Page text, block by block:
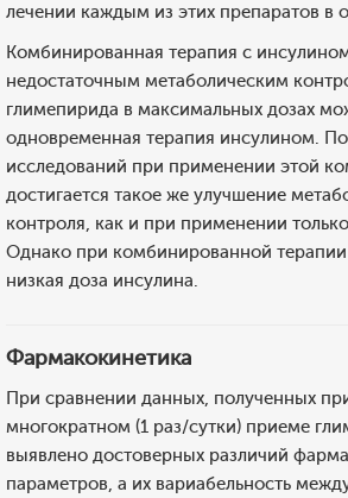
лечении каждым из этих препаратов в
Комбинированная терапия с
недостаточным метаболическим
глимепирида в максимальных дозах
одновременная терапия инсулином. По
исследований при применении этой
достигается такое же улучшение
контроля, как и при применении
Однако при комбинированной терапии
низкая доза инсулина.
Фармакокинетика
При сравнении данных, полученных
многократном (1 раз/сутки) приеме
выявлено достоверных различий
параметров, а их вариабельность